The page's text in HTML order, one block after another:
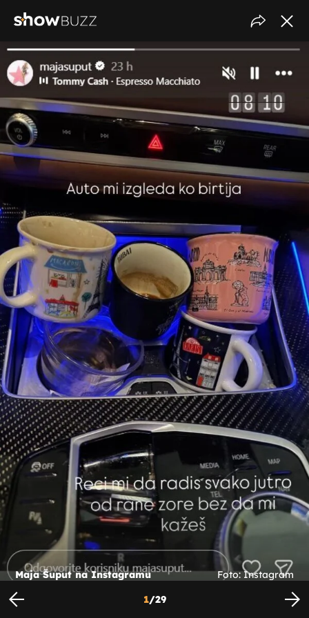
Maja Šuput na Instagramu
Foto: Instagram
1/29